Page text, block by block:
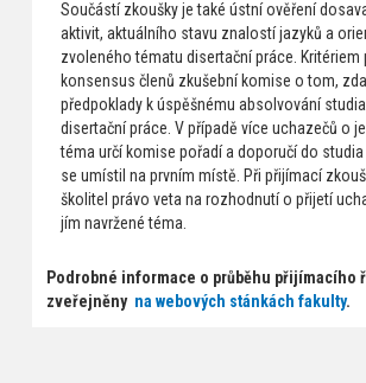
Součástí zkoušky je také ústní ověření
aktivit, aktuálního stavu znalostí jazyků a
zvoleného tématu disertační práce. Kritériem
konsensus členů zkušební komise o tom,
předpoklady k úspěšnému absolvování
disertační práce. V případě více uchazečů o
téma určí komise pořadí a doporučí do
se umístil na prvním místě. Při přijímací
školitel právo veta na rozhodnutí o přijetí
jím navržené téma.
Podrobné informace o průběhu přijímacího
zveřejněny na webových stánkách fakulty.